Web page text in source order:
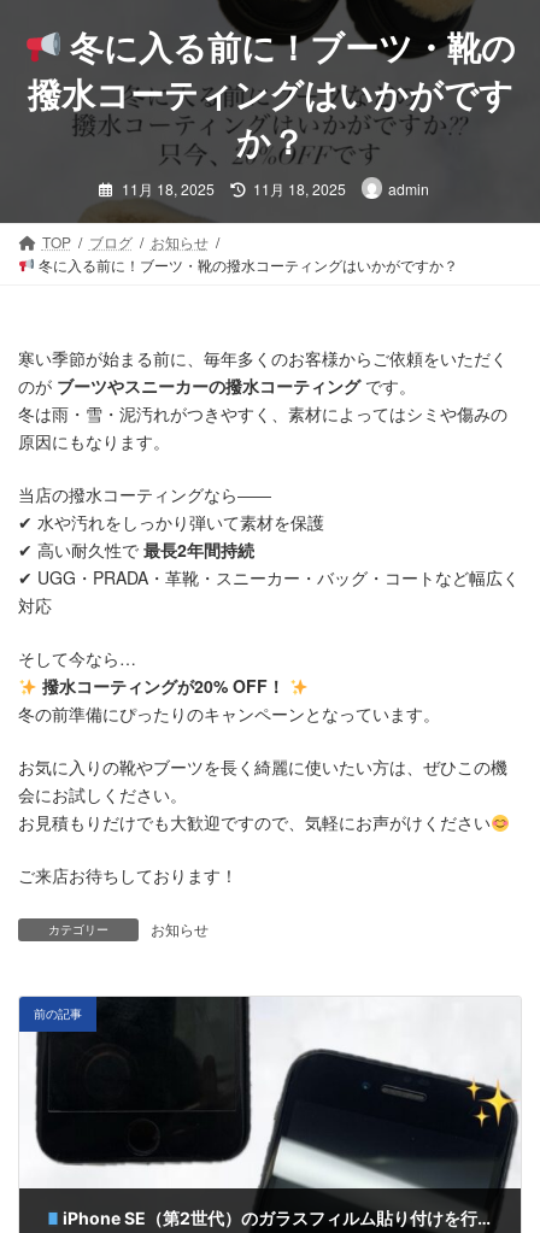
冬に入る前に！ブーツ・靴の
撥水コーティングはいかがです
か？
11月 18, 2025 最
終
新
:
11月 18, 2025 admin
TOP ブログ
お知らせ
冬に入る前に！ブーツ・靴の撥水コーティングはいかがですか？
寒い季節が始まる前に、毎年多くのお客様からご依頼をいただく
のが ブーツやスニーカーの撥水コーティングです。
冬は雨・雪・泥汚れがつきやすく、素材によってはシミや傷みの
原因にもなります。
当店の撥水コーティングなら――
✔ 水や汚れをしっかり弾いて素材を保護
✔ 高い耐久性で 最長2年間持続
✔ UGG・PRADA・革靴・スニーカー・バッグ・コートなど幅広く
対応
そして今なら…
撥水コーティングが20% OFF！
冬の前準備にぴったりのキャンペーンとなっています。
お気に入りの靴やブーツを長く綺麗に使いたい方は、ぜひこの機
会にお試しください。
お見積もりだけでも大歓迎ですので、気軽にお声がけください
ご来店お待ちしております！
カテゴリー お知らせ
前の記事
iPhone SE（第2世代）のガラスフィルム貼り付けを行いました！